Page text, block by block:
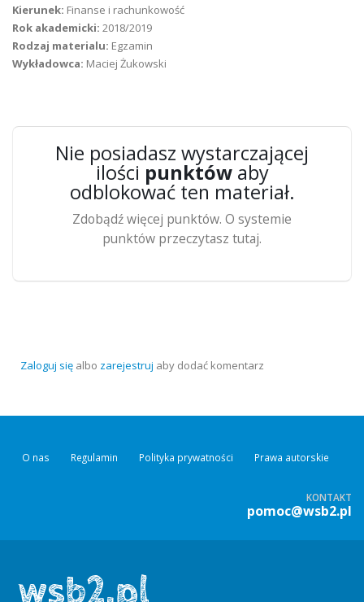
Kierunek: Finanse i rachunkowość
Rok akademicki: 2018/2019
Rodzaj materialu: Egzamin
Wykładowca: Maciej Żukowski
Nie posiadasz wystarczającej
ilości punktówaby
odblokować ten materiał.
Zdobądź więcej punktów. O systemie
punktów przeczytasz tutaj.
Zaloguj się albo zarejestruj aby dodać komentarz
O nas Regulamin Polityka prywatności Prawa autorskie
KONTAKT
pomoc@wsb2.pl